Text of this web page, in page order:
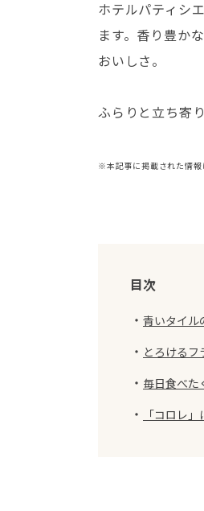
ホテルパティシ
ます。香り豊か
おいしさ。
ふらりと立ち寄
※本記事に掲載された情報
目次
・ 青いタイル
・ とろける
・ 毎日食べた
・ 「コロレ